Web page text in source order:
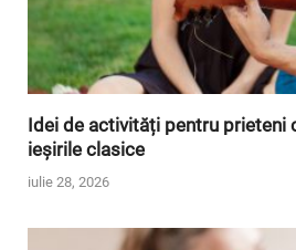
Idei de activități pentru prieteni
ieșirile clasice
iulie 28, 2026